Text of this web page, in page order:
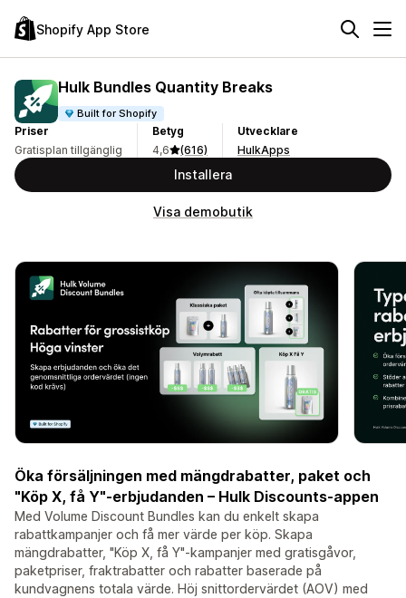
Shopify App Store
Hulk Bundles Quantity Breaks
Built for Shopify
Priser
Gratisplan tillgänglig
Betyg
4,6
(616)
Utvecklare
HulkApps
Installera
Visa demobutik
Öka försäljningen med mängdrabatter, paket och
"Köp X, få Y"-erbjudanden – Hulk Discounts-appen
Med Volume Discount Bundles kan du enkelt skapa
rabattkampanjer och få mer värde per köp. Skapa
mängdrabatter, "Köp X, få Y"-kampanjer med gratisgåvor,
paketpriser, fraktrabatter och rabatter baserade på
kundvagnens totala värde. Höj snittordervärdet (AOV) med